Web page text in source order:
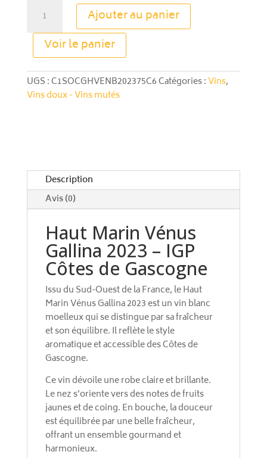
Haut
Marin
Vénus
Gallina
Ajouter au panier
Voir le panier
A
l
e
:
UGS :C1SOCGHVENB202375C6Catégories :Vins,
Vins doux - Vins mutés
Description
Avis (0)
Haut Marin Vénus
Gallina 2023 – IGP
Côtes de Gascogne
Issu du Sud-Ouest de la France, le Haut
Marin Vénus Gallina 2023 est un vin blanc
moelleux qui se distingue par sa fraîcheur
et son équilibre. Il reflète le style
aromatique et accessible des Côtes de
Gascogne.
Ce vin dévoile une robe claire et brillante.
Le nez s’oriente vers des notes de fruits
jaunes et de coing. En bouche, la douceur
est équilibrée par une belle fraîcheur,
offrant un ensemble gourmand et
harmonieux.